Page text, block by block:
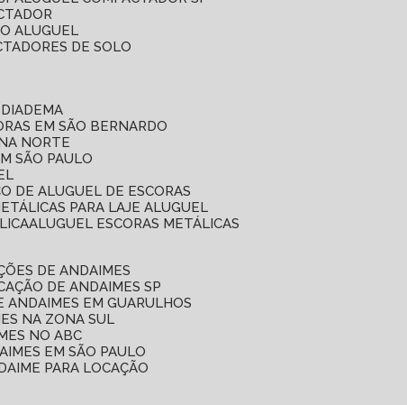
ALUGUEL
DE SOLO
DIADEMA
EM SÃO BERNARDO
NORTE
SÃO PAULO
DE ALUGUEL DE ESCORAS
PARA LAJE ALUGUEL
ALUGUEL ESCORAS METÁLICAS
DE ANDAIMES
DE ANDAIMES SP
ANDAIMES EM GUARULHOS
NA ZONA SUL
NO ABC
EM SÃO PAULO
PARA LOCAÇÃO